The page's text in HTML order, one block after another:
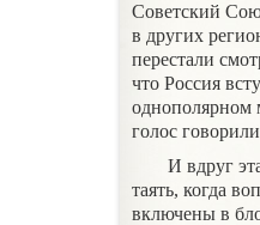
Советский
в других
перестали
что Россия
однополярном
голос
И вдруг
таять, когда
включены в